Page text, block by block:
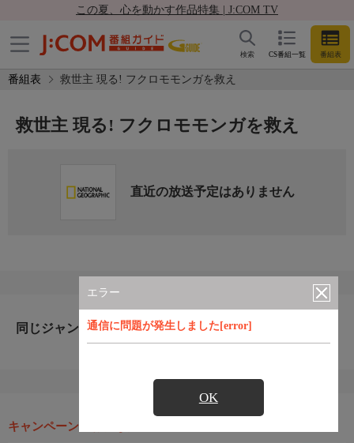
この夏、心を動かす作品特集 | J:COM TV
CS番組一覧 番組表
検索
番組表 救世主 現る! フクロモモンガを救え
エラー
通信に問題が発生しました[error]
OK
救世主 現る! フクロモモンガを救え
直近の放送予定はありません
同じジャンルのおすすめ番組
キャンペーン・お得な情報